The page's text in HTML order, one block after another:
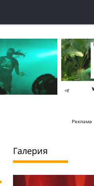
Реклама
Галерия